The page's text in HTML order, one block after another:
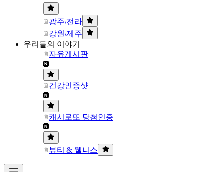
광주/전라
강원/제주
우리들의 이야기
자유게시판
건강인증샷
캐시로또 당첨인증
뷰티 & 웰니스